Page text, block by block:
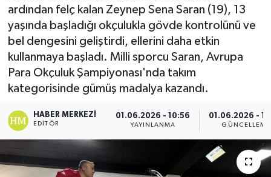
ardından felç kalan Zeynep Sena Saran (19), 13
yaşında başladığı okçulukla gövde kontrolünü ve
bel dengesini geliştirdi, ellerini daha etkin
kullanmaya başladı. Milli sporcu Saran, Avrupa
Para Okçuluk Şampiyonası'nda takım
kategorisinde gümüş madalya kazandı.
HABER MERKEZI
EDITÖR
01.06.2026 - 10:56
YAYINLANMA
01.06.2026 -
GÜNCELLEME
Dünya
Eğitim
Ekonomi
Gündem
Son Dakika Haberleri
Haber Arşivi